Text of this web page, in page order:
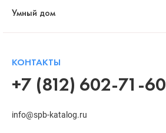
Умный дом
КОНТАКТЫ
+7 (812) 602-71-60
info@spb-katalog.ru